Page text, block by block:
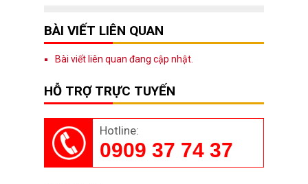
BÀI VIẾT LIÊN QUAN
Bài viết liên quan đang cập nhật.
HỖ TRỢ TRỰC TUYẾN
Hotline:
0909 37 74 37